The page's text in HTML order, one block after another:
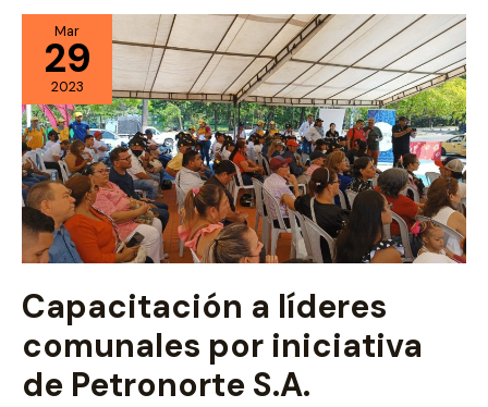
Mar
29
2023
Capacitación a líderes
comunales por iniciativa
de Petronorte S.A.